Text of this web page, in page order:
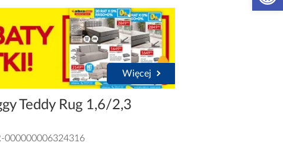
Więcej
Teddy Rug 1,6/2,3
000000006324316